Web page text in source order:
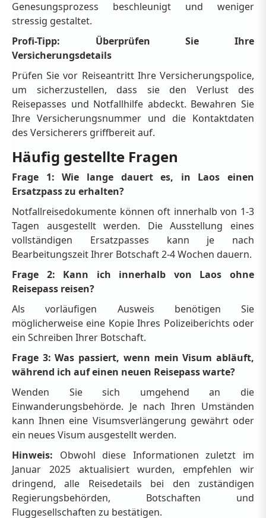
Genesungsprozess beschleunigt und weniger
stressig gestaltet.
Profi-Tipp: Überprüfen Sie Ihre
Versicherungsdetails
Prüfen Sie vor Reiseantritt Ihre Versicherungspolice,
um sicherzustellen, dass sie den Verlust des
Reisepasses und Notfallhilfe abdeckt. Bewahren Sie
Ihre Versicherungsnummer und die Kontaktdaten
des Versicherers griffbereit auf.
Häufig gestellte Fragen
Frage 1: Wie lange dauert es, in Laos einen
Ersatzpass zu erhalten?
Notfallreisedokumente können oft innerhalb von 1-3
Tagen ausgestellt werden. Die Ausstellung eines
vollständigen Ersatzpasses kann je nach
Bearbeitungszeit Ihrer Botschaft 2-4 Wochen dauern.
Frage 2: Kann ich innerhalb von Laos ohne
Reisepass reisen?
Als vorläufigen Ausweis benötigen Sie
möglicherweise eine Kopie Ihres Polizeiberichts oder
ein Schreiben Ihrer Botschaft.
Frage 3: Was passiert, wenn mein Visum abläuft,
während ich auf einen neuen Reisepass warte?
Wenden Sie sich umgehend an die
Einwanderungsbehörde. Je nach Ihren Umständen
kann Ihnen eine Visumsverlängerung gewährt oder
ein neues Visum ausgestellt werden.
Hinweis: Obwohl diese Informationen zuletzt im
Januar 2025 aktualisiert wurden, empfehlen wir
dringend, alle Reisedetails bei den zuständigen
Regierungsbehörden, Botschaften und
Fluggesellschaften zu bestätigen.